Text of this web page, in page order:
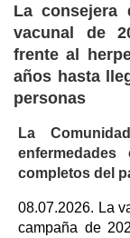
La consejera
vacunal de
frente al
años hasta
personas
La
completos del
08.07.2026. La
campaña de